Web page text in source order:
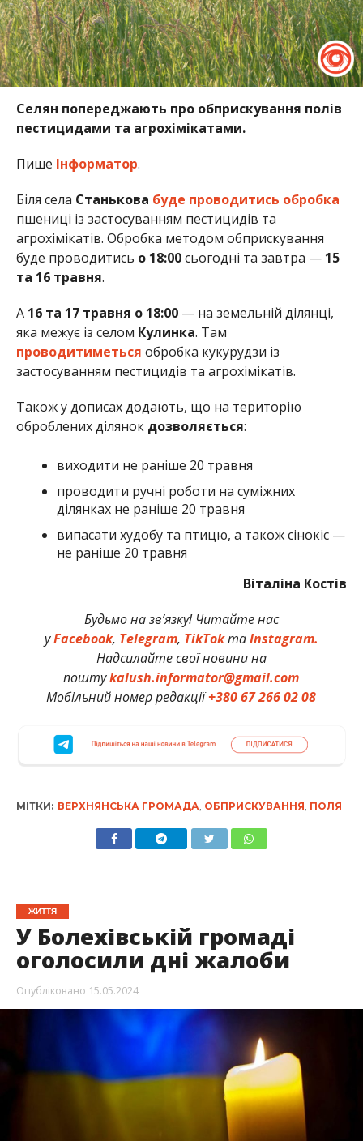
Селян попереджають про обприскування полів
пестицидами та агрохімікатами.
Пише Інформатор.
Біля села Станькова буде проводитись обробка
пшениці із застосуванням пестицидів та
агрохімікатів. Обробка методом обприскування
буде проводитись о 18:00сьогодні та завтра — 15
та 16 травня.
А16 та 17 травня о 18:00— на земельній ділянці,
яка межує із селом Кулинка. Там
проводитиметься обробка кукурудзи із
застосуванням пестицидів та агрохімікатів.
Також у дописах додають, що на територію
оброблених ділянок дозволяється:
виходити не раніше 20 травня
проводити ручні роботи на суміжних
ділянках не раніше 20 травня
випасати худобу та птицю, а також сінокіс —
не раніше 20 травня
Віталіна Костів
Будьмо на зв’язку! Читайте нас
уFacebook, Telegram, TikTokтаInstagram.
Надсилайте свої новини на
поштуkalush.informator@gmail.com
Мобільний номер редакції+380 67 266 02 08
МІТКИ: ВЕРХНЯНСЬКА ГРОМАДА, ОБПРИСКУВАННЯ, ПОЛЯ
ЖИТТЯ
У Болехівській громаді
оголосили дні жалоби
Опубліковано 15.05.2024